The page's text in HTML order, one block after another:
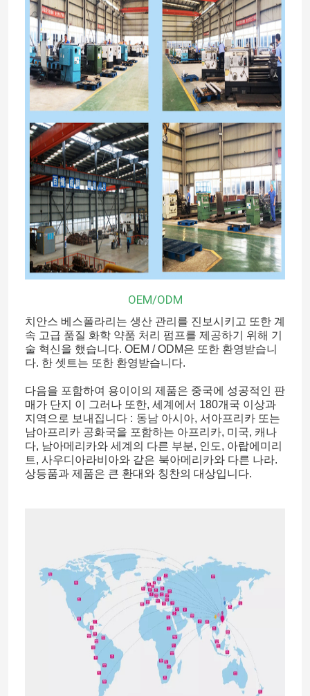
OEM/ODM
치안스 베스폴라리는 생산 관리를 진보시키고 또한 계
속 고급 품질 화학 약품 처리 펌프를 제공하기 위해 기
술 혁신을 했습니다. OEM / ODM은 또한 환영받습니
다. 한 셋트는 또한 환영받습니다.
다음을 포함하여 용이이의 제품은 중국에 성공적인 판
매가 단지 이 그러나 또한, 세계에서 180개국 이상과
지역으로 보내집니다 : 동남 아시아, 서아프리카 또는
남아프리카 공화국을 포함하는 아프리카, 미국, 캐나
다, 남아메리카와 세계의 다른 부분, 인도, 아랍에미리
트, 사우디아라비아와 같은 북아메리카와 다른 나라.
상등품과 제품은 큰 환대와 칭찬의 대상입니다.